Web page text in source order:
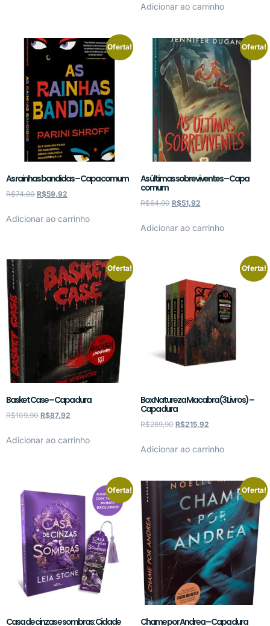
Adicionar ao carrinho
Oferta!
As rainhas bandidas – Capa comum
R$74,90 R$59,92
Adicionar ao carrinho
Oferta!
As últimas sobreviventes – Capa
comum
R$64,90 R$51,92
Adicionar ao carrinho
Oferta!
Basket Case – Capa dura
R$109,90 R$87,92
Adicionar ao carrinho
Oferta!
Box Natureza Macabra (3 Livros) –
Capa dura
R$269,90 R$215,92
Adicionar ao carrinho
Oferta!
Casa de cinzas e sombras: Cidade
Oferta!
Chame por Andrea – Capa dura